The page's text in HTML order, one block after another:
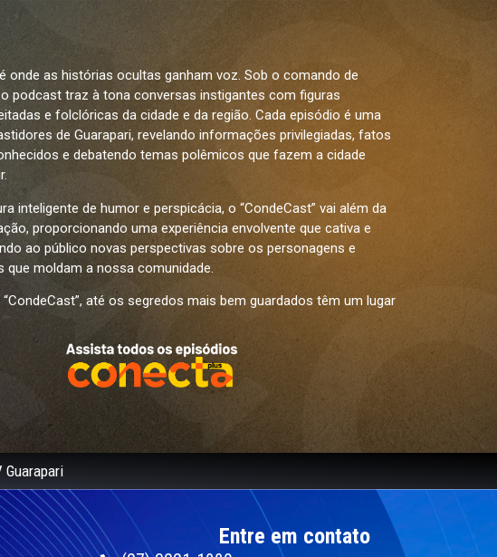
é onde as histórias ocultas ganham voz. Sob o comando de
podcast traz à tona conversas instigantes com figuras
e folclóricas da cidade e da região. Cada episódio é uma
de Guarapari, revelando informações privilegiadas, fatos
e debatendo temas polêmicos que fazem a cidade
inteligente de humor e perspicácia, o “CondeCast” vai além da
proporcionando uma experiência envolvente que cativa e
ao público novas perspectivas sobre os personagens e
que moldam a nossa comunidade.
até os segredos mais bem guardados têm um lugar
Guarapari
Entre em contato